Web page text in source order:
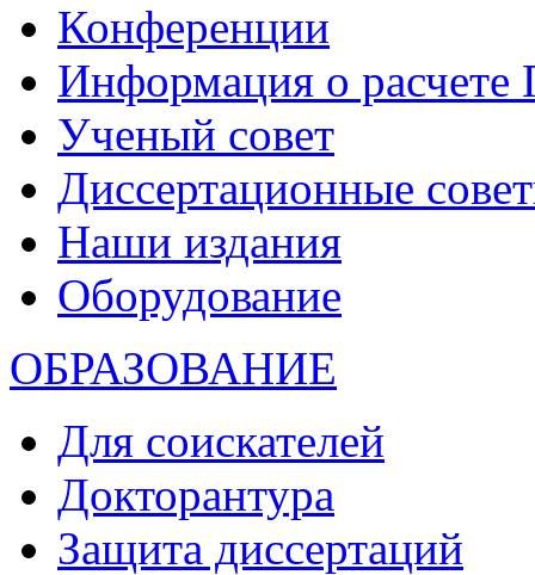
Конференции
Информация о
Ученый совет
Диссертационные
Наши издания
Оборудование
ОБРАЗОВАНИЕ
Для соискателей
Докторантура
Защита диссертаций